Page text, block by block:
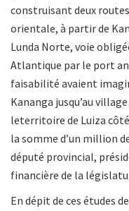
construisant deux
orientale, à partir de
Lunda Norte, voie
Atlantique par le port
faisabilité avaient
Kananga jusqu’au
leterritoire de Luiza
la somme d’un million
député provincial,
financière de la
En dépit de ces études